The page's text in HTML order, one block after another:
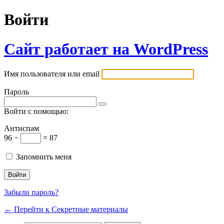
Войти
Сайт работает на WordPress
Имя пользователя или email
Пароль
Войти с помощью:
Антиспам
96 −
= 87
Запомнить меня
Забыли пароль?
← Перейти к Секретные материалы